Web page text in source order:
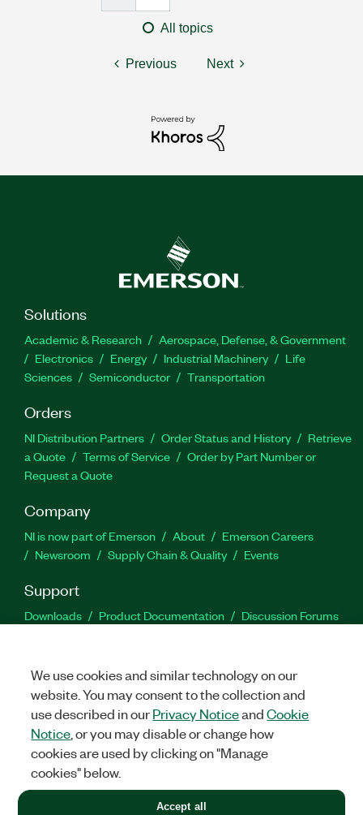
All topics
Previous Next
Solutions
Academic & Research
Aerospace, Defense, & Government
Electronics
Energy Industrial Machinery
Life
Sciences
Semiconductor Transportation
Orders
NI Distribution Partners Order Status and History
Retrieve
a Quote
Terms of Service
Order by Part Number or
Request a Quote
Company
NI is now part of Emerson About
Emerson Careers
Newsroom
Supply Chain & Quality Events
Support
Downloads Product Documentation
Discussion Forums
Facebook
TwitterLinkedIn
©2026NATIONAL INSTRUMENTS CORP. ALL RIGHTS RESERVED.
+1 877 388 1952
We use cookies and similar technology on our
website. You may consent to the collection and
use described in ourPrivacy NoticeandCookie
Notice , or you may disable or change how
cookies are used by clicking on "Manage
cookies" below.
Accept all